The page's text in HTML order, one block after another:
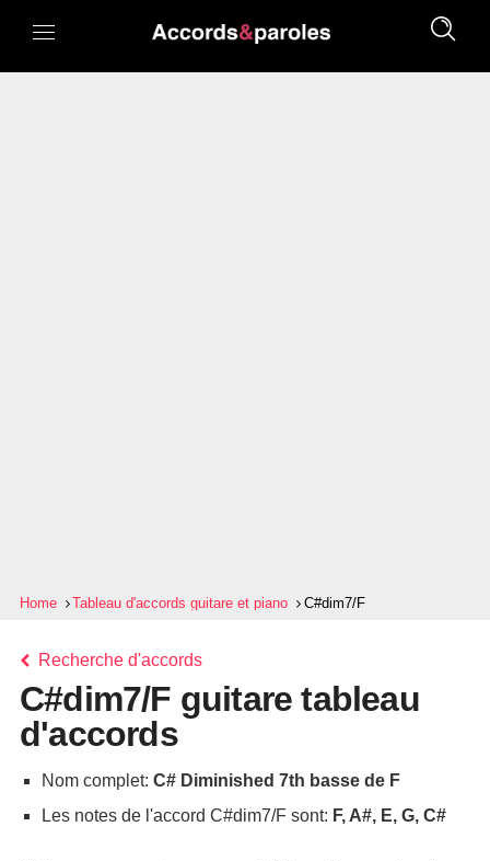
Home Tableau d'accords guitare et piano C#dim7/F
Recherche d'accords
C#dim7/F guitare tableau
d'accords
Nom complet: C# Diminished 7th basse de F
Les notes de l'accord C#dim7/F sont: F, A#, E, G, C#